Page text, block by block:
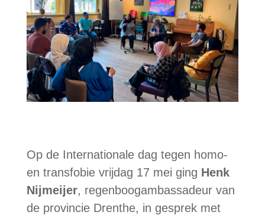
Op de Internationale dag tegen homo-
en transfobie vrijdag 17 mei ging Henk
Nijmeijer, regenboogambassadeur van
de provincie Drenthe, in gesprek met